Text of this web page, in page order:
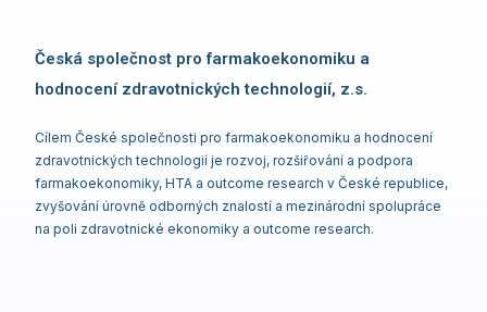
Česká společnost pro farmakoekonomiku a
hodnocení zdravotnických technologií, z.s.
Cílem České společnosti pro farmakoekonomiku a hodnocení
zdravotnických technologií je rozvoj, rozšiřování a podpora
farmakoekonomiky, HTA a outcome research v České republice,
zvyšování úrovně odborných znalostí a mezinárodní spolupráce
na poli zdravotnické ekonomiky a outcome research.